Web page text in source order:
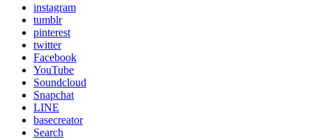
instagram
tumblr
pinterest
twitter
Facebook
YouTube
Soundcloud
Snapchat
LINE
basecreator
Search